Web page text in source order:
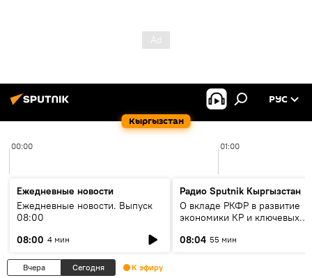
Кыргызстан
РУС
00:00 01:00
Ежедневные новости
Ежедневные новости. Выпуск
08:00
08:00 4 мин
Радио Sputnik Кыргызстан
О вкладе РКФР в развитие
экономики КР и ключевых
08:04 55 мин
Вчера Сегодня К эфиру